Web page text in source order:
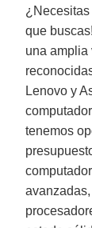
¿Necesitas
que
una amplia
Lenovo y
tenemos